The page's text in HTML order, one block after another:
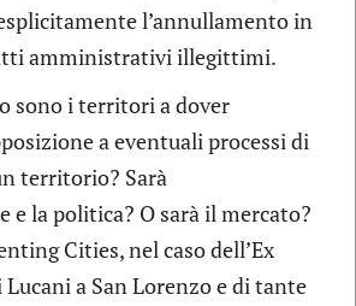
l’annullamento in
amministrativi illegittimi.
sono i territori a dover
a eventuali processi di
territorio? Sarà
e la politica? O sarà il mercato?
Cities, nel caso dell’Ex
Lucani a San Lorenzo e di tante